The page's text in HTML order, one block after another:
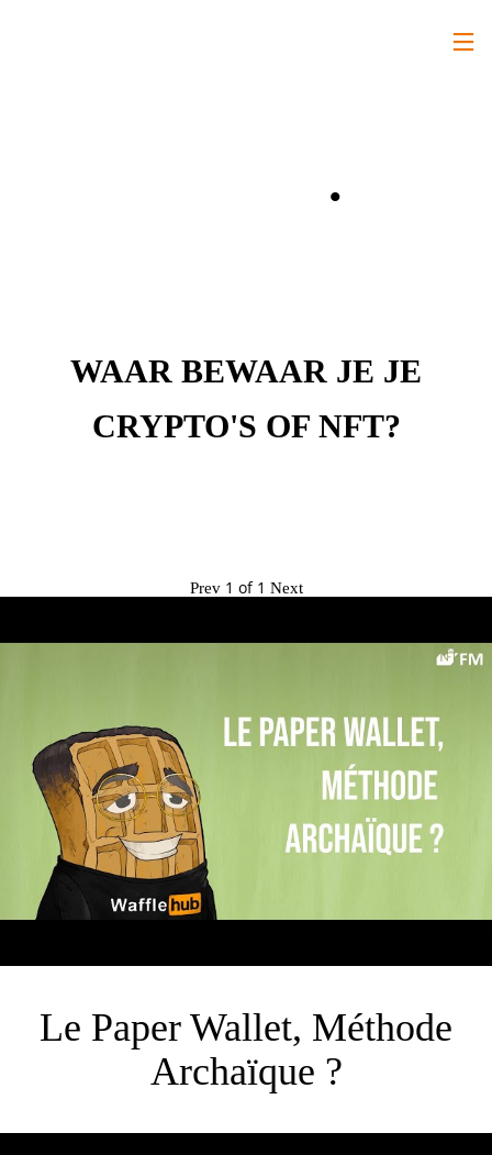
.
WAAR BEWAAR JE JE
CRYPTO'S OF NFT?
Prev 1 of 1 Next
Le Paper Wallet, Méthode
Archaïque ?